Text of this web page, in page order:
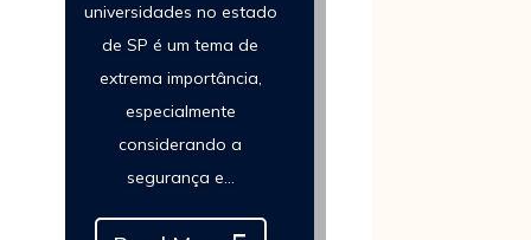
universidades no estado
de SP é um tema de
extrema importância,
especialmente
considerando a
segurança e…